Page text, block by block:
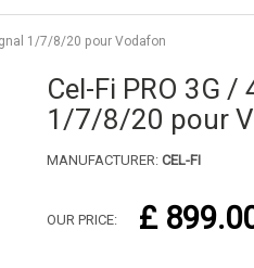
1/7/8/20 pour Vodafon
Cel-Fi PRO 3G
1/7/8/20 pour
MANUFACTURER: CEL-FI
OUR PRICE: £